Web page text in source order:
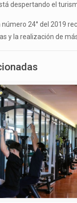
despertando el
número 24° del 2019
y la realización de